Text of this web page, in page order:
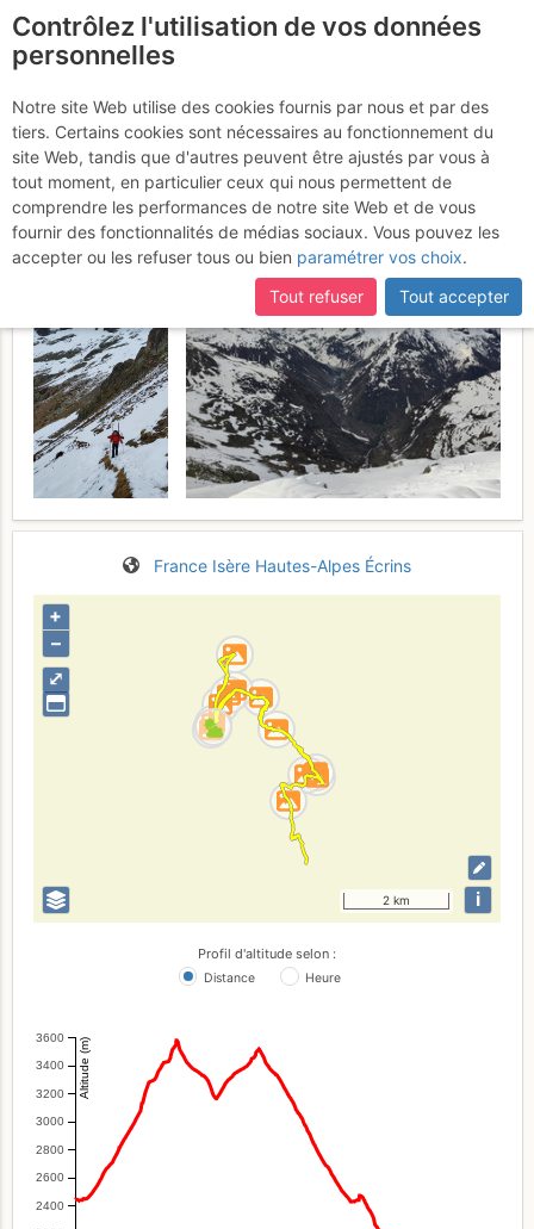
Les Rouies : Versant S
(avec un peu de rab)
Samedi 9
mai 2026
France Isère Hautes-Alpes Écrins
⤢
+
–
2 km i
Profil d'altitude selon :
Distance Heure
2400
2600
2800
3000
3200
3400
3600 Altitude (m)
Contrôlez l'utilisation de vos données
personnelles
Notre site Web utilise des cookies fournis par nous et par des
tiers. Certains cookies sont nécessaires au fonctionnement du
site Web, tandis que d'autres peuvent être ajustés par vous à
tout moment, en particulier ceux qui nous permettent de
comprendre les performances de notre site Web et de vous
fournir des fonctionnalités de médias sociaux. Vous pouvez les
accepter ou les refuser tous ou bien paramétrer vos choix.
Tout refuser
Tout accepter